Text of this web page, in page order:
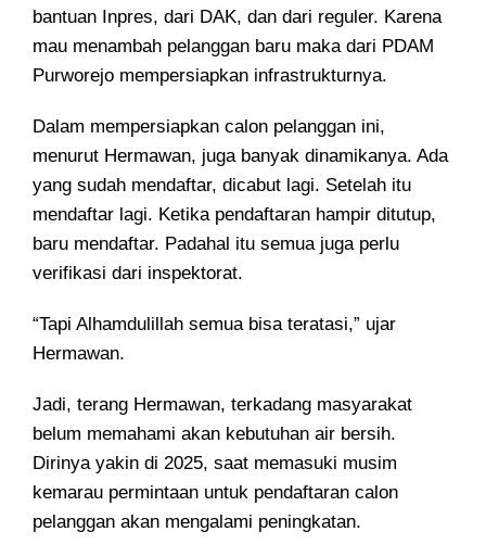
bantuan Inpres, dari DAK, dan dari reguler. Karena
mau menambah pelanggan baru maka dari PDAM
Purworejo mempersiapkan infrastrukturnya.
Dalam mempersiapkan calon pelanggan ini,
menurut Hermawan, juga banyak dinamikanya. Ada
yang sudah mendaftar, dicabut lagi. Setelah itu
mendaftar lagi. Ketika pendaftaran hampir ditutup,
baru mendaftar. Padahal itu semua juga perlu
verifikasi dari inspektorat.
“Tapi Alhamdulillah semua bisa teratasi,” ujar
Hermawan.
Jadi, terang Hermawan, terkadang masyarakat
belum memahami akan kebutuhan air bersih.
Dirinya yakin di 2025, saat memasuki musim
kemarau permintaan untuk pendaftaran calon
pelanggan akan mengalami peningkatan.